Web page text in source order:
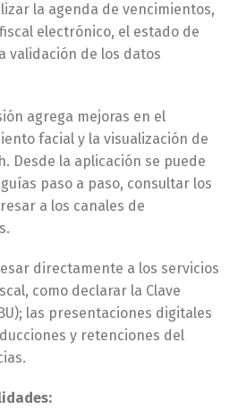
la agenda de vencimientos,
electrónico, el estado de
validación de los datos
agrega mejoras en el
facial y la visualización de
Desde la aplicación se puede
paso a paso, consultar los
a los canales de
directamente a los servicios
como declarar la Clave
las presentaciones digitales
y retenciones del